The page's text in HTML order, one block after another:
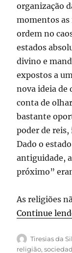
organização
momentos
ordem no
estados
divino e
expostos a
nova ideia de
conta de
bastante
poder de reis,
Dado o
antiguidade,
próximo”
As religiões
Continue
Autor
Tiresias da
religião,